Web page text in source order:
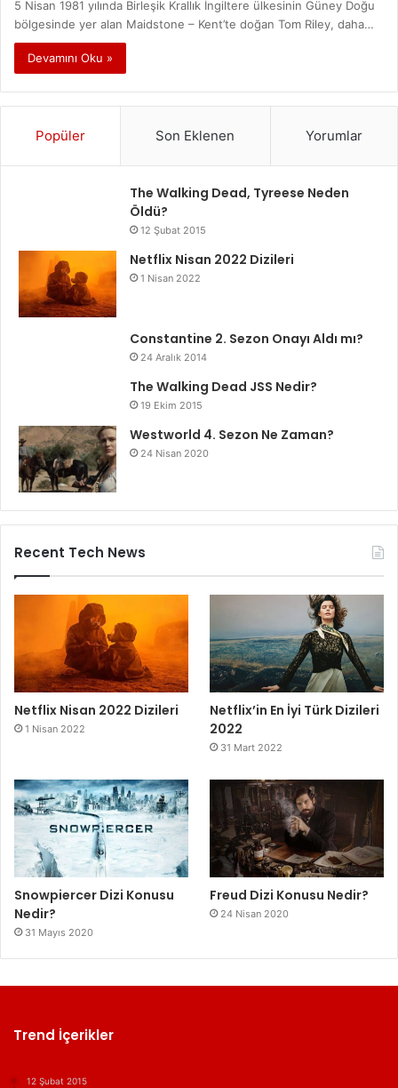
5 Nisan 1981 yılında Birleşik Krallık İngiltere ülkesinin Güney Doğu
bölgesinde yer alan Maidstone – Kent’te doğan Tom Riley, daha…
Devamını Oku »
Popüler Son Eklenen Yorumlar
The Walking Dead, Tyreese Neden
Öldü?
12 Şubat 2015
Netflix Nisan 2022 Dizileri
1 Nisan 2022
Constantine 2. Sezon Onayı Aldı mı?
24 Aralık 2014
The Walking Dead JSS Nedir?
19 Ekim 2015
Westworld 4. Sezon Ne Zaman?
24 Nisan 2020
Recent Tech News
Netflix Nisan 2022 Dizileri
1 Nisan 2022
Netflix’in En İyi Türk Dizileri
2022
31 Mart 2022
Snowpiercer Dizi Konusu
Nedir?
31 Mayıs 2020
Freud Dizi Konusu Nedir?
24 Nisan 2020
Trend İçerikler
12 Şubat 2015